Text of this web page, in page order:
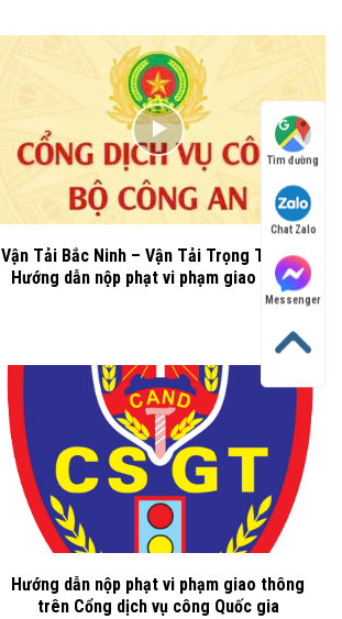
Vận Tải Bắc Ninh – Vận Tải Trọng Thành –
Hướng dẫn nộp phạt vi phạm giao thông
Hướng dẫn nộp phạt vi phạm giao thông
trên Cổng dịch vụ công Quốc gia
Tìm đường
Chat Zalo
Messenger